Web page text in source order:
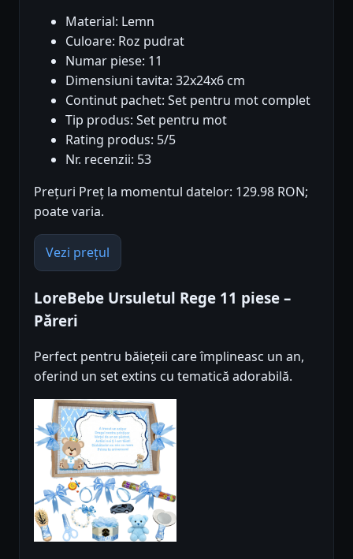
Material: Lemn
Culoare: Roz pudrat
Numar piese: 11
Dimensiuni tavita: 32x24x6 cm
Continut pachet: Set pentru mot complet
Tip produs: Set pentru mot
Rating produs: 5/5
Nr. recenzii: 53
Prețuri Preț la momentul datelor: 129.98 RON;
poate varia.
Vezi prețul
LoreBebe Ursuletul Rege 11 piese –
Păreri
Perfect pentru băiețeii care împlineasc un an,
oferind un set extins cu tematică adorabilă.